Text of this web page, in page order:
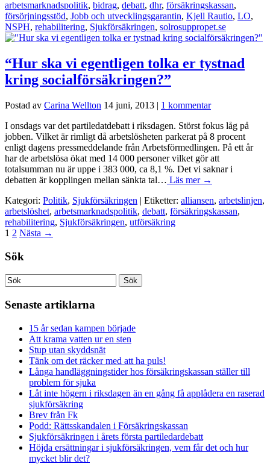
arbetsmarknadspolitik, bidrag, debatt, dhr, försäkringskassan,
försörjningsstöd, Jobb och utvecklingsgarantin, Kjell Rautio, LO,
NSPH, rehabilitering, Sjukförsäkringen, solrosuppropet.se
“Hur ska vi egentligen tolka er tystnad
kring socialförsäkringen?”
Postad av Carina Wellton 14 juni, 2013 | 1 kommentar
I onsdags var det partiledatdebatt i riksdagen. Störst fokus låg på
jobben. Vilket är rimligt då arbetslösheten parkerat på 8 procent
enligt dagens pressmeddelande från Arbetsförmedlingen. På ett år
har de arbetslösa ökat med 14 000 personer vilket gör att
totalsumman nu är uppe i 383 000, ca 8,1 %. Det vi saknar i
debatten är kopplingen mellan sänkta tal… Läs mer →
Kategori: Politik, Sjukförsäkringen | Etiketter: alliansen, arbetslinjen,
arbetslöshet, arbetsmarknadspolitik, debatt, försäkringskassan,
rehabilitering, Sjukförsäkringen, utförsäkring
1 2 Nästa →
Sök
Senaste artiklarna
15 år sedan kampen började
Att krama vatten ur en sten
Stup utan skyddsnät
Tänk om det räcker med att ha puls!
Långa handläggningstider hos försäkringskassan ställer till
problem för sjuka
Låt inte högern i riksdagen än en gång få applådera en raserad
sjukförsäkring
Brev från Fk
Podd: Rättsskandalen i Försäkringskassan
Sjukförsäkringen i årets första partiledardebatt
Höjda ersättningar i sjukförsäkringen, vem får det och hur
mycket blir det?